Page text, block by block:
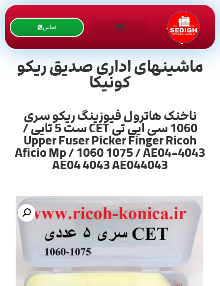
تماس
ماشینهای اداری صدیق ریکو
کونیکا
ناخنک هاترول فیوزینگ ریکو سری
1060 سی ایی تی CET ست 5 تایی /
Upper Fuser Picker Finger Ricoh
Aficio Mp / 1060 1075 / AE04-4043
AE04 4043 AE044043